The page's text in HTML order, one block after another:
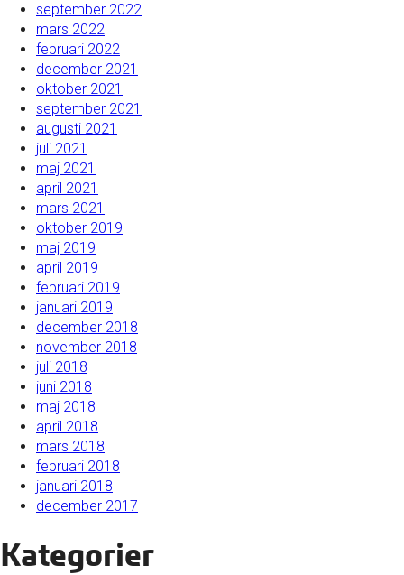
september 2022
mars 2022
februari 2022
december 2021
oktober 2021
september 2021
augusti 2021
juli 2021
maj 2021
april 2021
mars 2021
oktober 2019
maj 2019
april 2019
februari 2019
januari 2019
december 2018
november 2018
juli 2018
juni 2018
maj 2018
april 2018
mars 2018
februari 2018
januari 2018
december 2017
Kategorier